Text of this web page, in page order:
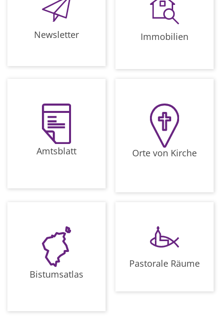
Newsletter Immobilien
Amtsblatt Orte von Kirche
Bistumsatlas
Pastorale Räume